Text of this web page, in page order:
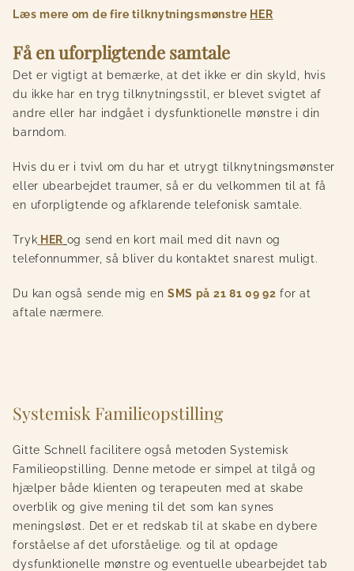
Læs mere om de fire tilknytningsmønstre HER
Få en uforpligtende samtale
Det er vigtigt at bemærke, at det ikke er din skyld, hvis
du ikke har en tryg tilknytningsstil, er blevet svigtet af
andre eller har indgået i dysfunktionelle mønstre i din
barndom.
Hvis du er i tvivl om du har et utrygt tilknytningsmønster
eller ubearbejdet traumer, så er du velkommen til at få
en uforpligtende og afklarende telefonisk samtale.
Tryk HER og send en kort mail med dit navn og
telefonnummer, så bliver du kontaktet snarest muligt.
Du kan også sende mig en SMS på 21 81 09 92 for at
aftale nærmere.
Systemisk Familieopstilling
Gitte Schnell facilitere også metoden Systemisk
Familieopstilling. Denne metode er simpel at tilgå og
hjælper både klienten og terapeuten med at skabe
overblik og give mening til det som kan synes
meningsløst. Det er et redskab til at skabe en dybere
forståelse af det uforståelige. og til at opdage
dysfunktionelle mønstre og eventuelle ubearbejdet tab